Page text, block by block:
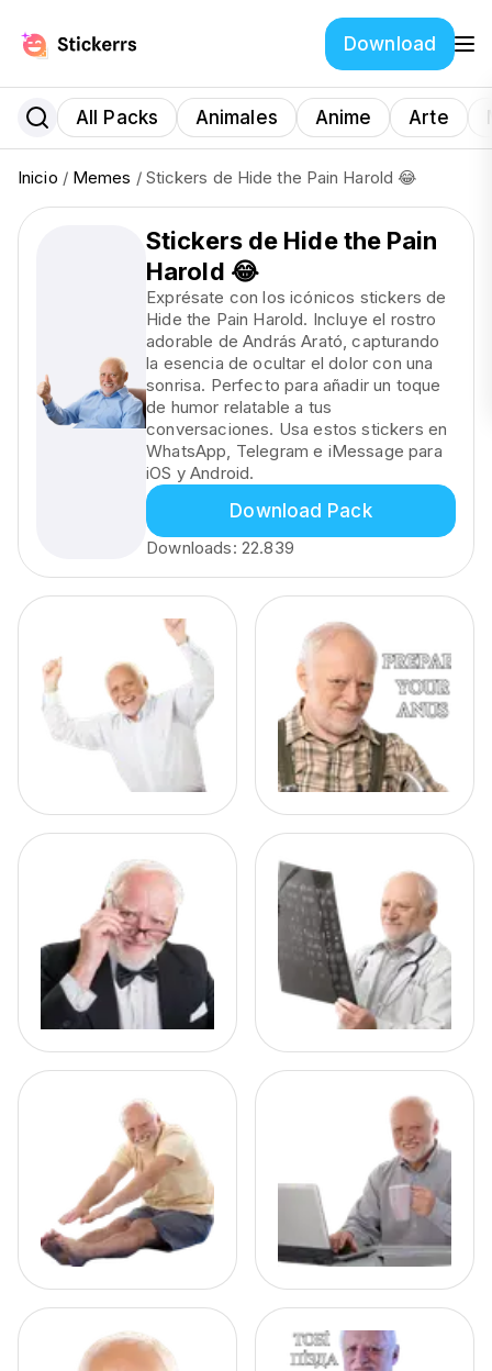
Download
All Packs Animales Anime Arte
Inicio / Memes / Stickers de Hide the Pain Harold 😂
Stickers de Hide the Pain
Harold 😂
Exprésate con los icónicos stickers de
Hide the Pain Harold. Incluye el rostro
adorable de András Arató, capturando
la esencia de ocultar el dolor con una
sonrisa. Perfecto para añadir un toque
de humor relatable a tus
conversaciones. Usa estos stickers en
WhatsApp, Telegram e iMessage para
iOS y Android.
Download Pack
Downloads: 22.839